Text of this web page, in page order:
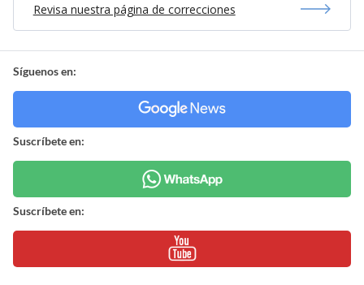
Revisa nuestra página de correcciones
Síguenos en:
Suscríbete en:
Suscríbete en: